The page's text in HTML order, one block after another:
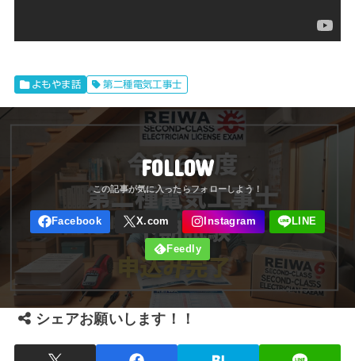
よもやま話 第二種電気工事士
FOLLOW
シェアお願いします！！